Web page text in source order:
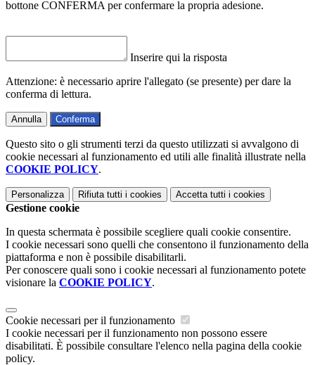
bottone CONFERMA per confermare la propria adesione.
Inserire qui la risposta
Attenzione: è necessario aprire l'allegato (se presente) per dare la
conferma di lettura.
Annulla Conferma
Questo sito o gli strumenti terzi da questo utilizzati si avvalgono di
cookie necessari al funzionamento ed utili alle finalità illustrate nella
COOKIE POLICY.
Personalizza Rifiuta tutti i cookies Accetta tutti i cookies
Gestione cookie
In questa schermata è possibile scegliere quali cookie consentire.
I cookie necessari sono quelli che consentono il funzionamento della
piattaforma e non è possibile disabilitarli.
Per conoscere quali sono i cookie necessari al funzionamento potete
visionare la COOKIE POLICY.
Cookie necessari per il funzionamento
I cookie necessari per il funzionamento non possono essere
disabilitati. È possibile consultare l'elenco nella pagina della cookie
policy.